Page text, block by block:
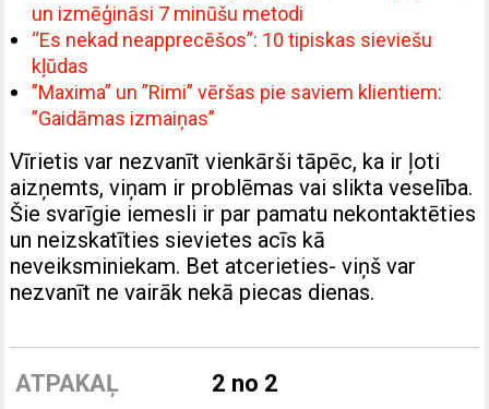
un izmēģināsi 7 minūšu metodi
“Es nekad neapprecēšos”: 10 tipiskas sieviešu
kļūdas
”Maxima” un ”Rimi” vēršas pie saviem klientiem:
”Gaidāmas izmaiņas”
Vīrietis var nezvanīt vienkārši tāpēc, ka ir ļoti
aizņemts, viņam ir problēmas vai slikta veselība.
Šie svarīgie iemesli ir par pamatu nekontaktēties
un neizskatīties sievietes acīs kā
neveiksminiekam. Bet atcerieties- viņš var
nezvanīt ne vairāk nekā piecas dienas.
ATPAKAĻ 2 no 2